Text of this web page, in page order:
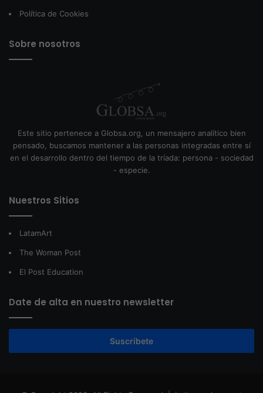
Política de Cookies
Sobre nosotros
Este sitio pertenece a Globsa.org, un mensajero analítico bien
pensado, buscamos mantener a las personas integradas entre sí
en el desarrollo dentro del tiempo de la tríada: persona - sociedad
- especie.
Nuestros Sitios
LatamArt
The Woman Post
El Post Education
Date de alta en nuestro newsletter
Suscríbete